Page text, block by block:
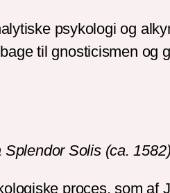
psykologi og
til gnosticismen og
Splendor Solis (ca. 1582)
proces, som af